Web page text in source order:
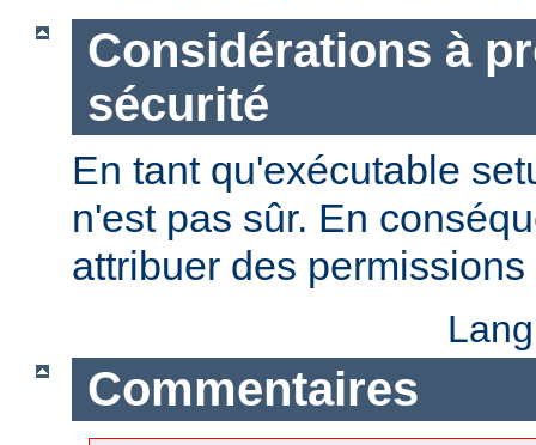
Considérations à
sécurité
En tant qu'exécutable
n'est pas sûr. En
attribuer des
Commentaires